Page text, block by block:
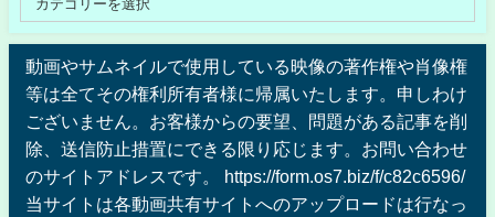
動画やサムネイルで使用している映像の著作権や肖像権
等は全てその権利所有者様に帰属いたします。申しわけ
ございません。お客様からの要望、問題がある記事を削
除、送信防止措置にできる限り応じます。お問い合わせ
のサイトアドレスです。 https://form.os7.biz/f/c82c6596/
当サイトは各動画共有サイトへのアップロードは行なっ